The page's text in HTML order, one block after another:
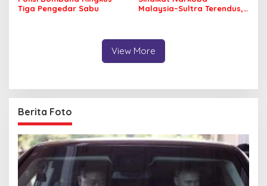
Tiga Pengedar Sabu
Malaysia–Sultra Terendus,
View More
Berita Foto